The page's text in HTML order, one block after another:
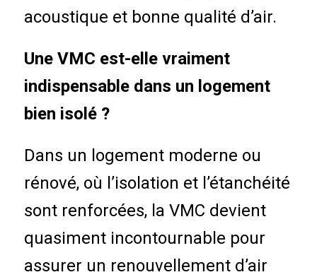
acoustique et bonne qualité d’air.
Une VMC est-elle vraiment
indispensable dans un logement
bien isolé ?
Dans un logement moderne ou
rénové, où l’isolation et l’étanchéité
sont renforcées, la VMC devient
quasiment incontournable pour
assurer un renouvellement d’air